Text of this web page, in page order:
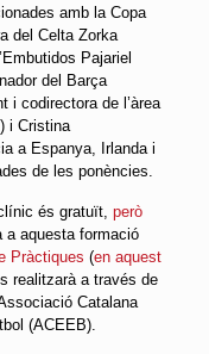
amb la Copa
del Celta Zorka
Pajariel
del Barça
i codirectora de l’àrea
i Cristina
a Espanya, Irlanda i
de les ponències.
és gratuït, però
a aquesta formació
Pràctiques (en aquest
realitzarà a través de
Catalana
(ACEEB).